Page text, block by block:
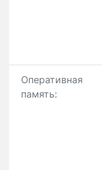
Оперативная
память: